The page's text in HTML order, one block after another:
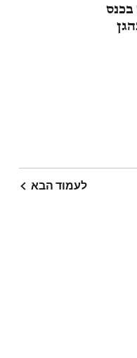
לעמוד הבא